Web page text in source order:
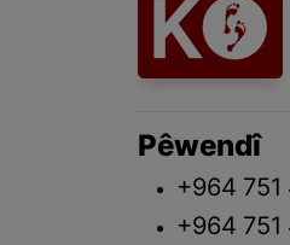
Pêwendî
+964
+964